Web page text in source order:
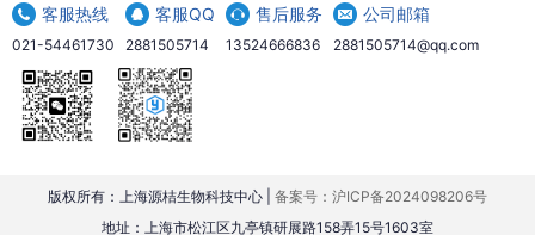
客服热线
021-54461730
客服QQ
2881505714
售后服务
13524666836
公司邮箱
2881505714@qq.com
版权所有：上海源桔生物科技中心 | 备案号：沪ICP备2024098206号
地址：上海市松江区九亭镇研展路158弄15号1603室